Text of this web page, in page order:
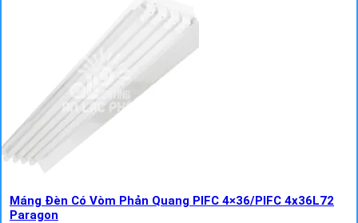
Máng Đèn Có Vòm Phản Quang PIFC 4×36/PIFC 4x36L72
Paragon